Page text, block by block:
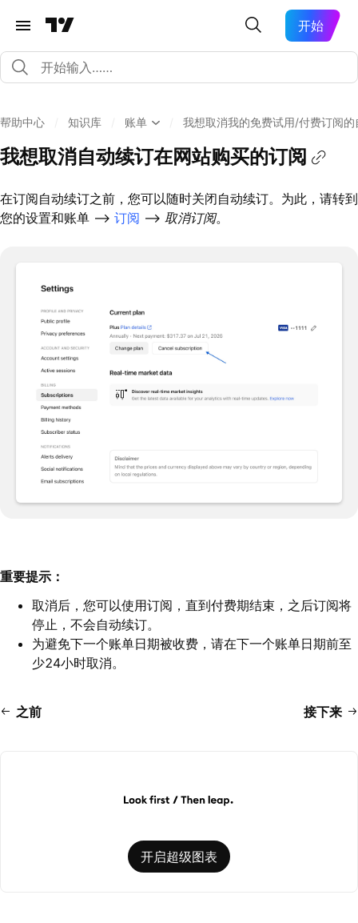
开始
帮助中心 知识库 账单 我想取消我的免费试用/付费订阅的
我想取消自动续订在网站购买的订阅
在订阅自动续订之前，您可以随时关闭自动续订。为此，请转到
您的设置和账单 –> 订阅 –> 取消订阅。
重要提示：
取消后，您可以使用订阅，直到付费期结束，之后订阅将
停止，不会自动续订。
为避免下一个账单日期被收费，请在下一个账单日期前至
少24小时取消。
之前 接下来
开启超级图表